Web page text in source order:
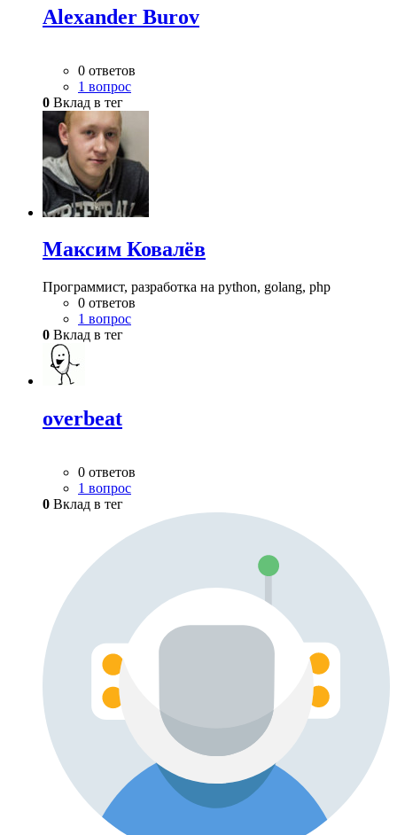
Alexander Burov
0 ответов
1 вопрос
0 Вклад в тег
Максим Ковалёв
Программист, разработка на python, golang, php
0 ответов
1 вопрос
0 Вклад в тег
overbeat
0 ответов
1 вопрос
0 Вклад в тег